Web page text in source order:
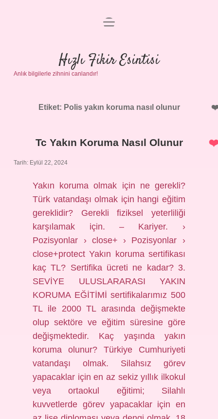
Anasayfa
Gizlilik Politikası
Yasal Uyarı
menüyü
Hızlı Fikir Esintisi
Anlık bilgilerle zihnini canlandır!
Etiket: Polis yakın koruma nasıl olunur
Tc Yakın Koruma Nasıl Olunur
Tarih: Eylül 22, 2024
Yakın koruma olmak için ne gerekli?
Türk vatandaşı olmak için hangi eğitim
gereklidir? Gerekli fiziksel yeterliliği
karşılamak için. – Kariyer. ›
Pozisyonlar › close+ › Pozisyonlar ›
close+protect Yakın koruma sertifikası
kaç TL? Sertifika ücreti ne kadar? 3.
SEVİYE ULUSLARARASI YAKIN
KORUMA EĞİTİMİ sertifikalarımız 500
TL ile 2000 TL arasında değişmekte
olup sektöre ve eğitim süresine göre
değişmektedir. Kaç yaşında yakın
koruma olunur? Türkiye Cumhuriyeti
vatandaşı olmak. Silahsız görev
yapacaklar için en az sekiz yıllık ilkokul
veya ortaokul eğitimi; Silahlı
kuvvetlerde görev yapacaklar için en